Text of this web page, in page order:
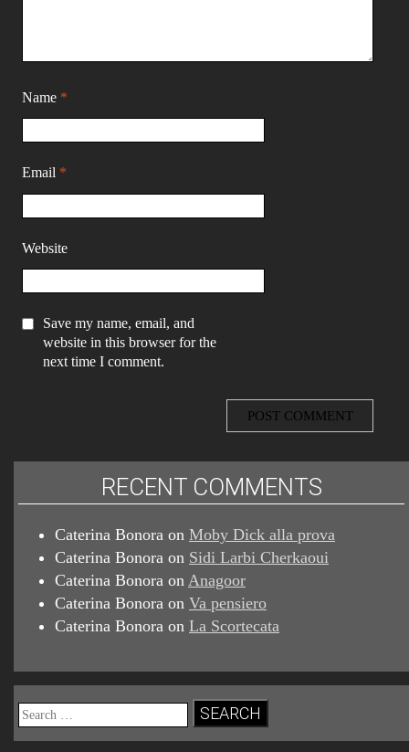
Name *
Email *
Website
Save my name, email, and
website in this browser for the
next time I comment.
RECENT COMMENTS
Caterina Bonora on Moby Dick alla prova
Caterina Bonora on Sidi Larbi Cherkaoui
Caterina Bonora on Anagoor
Caterina Bonora on Va pensiero
Caterina Bonora on La Scortecata
Search
for: